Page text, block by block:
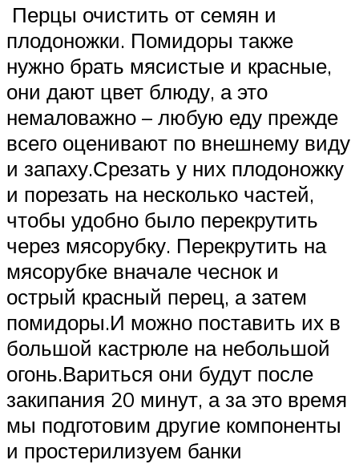
Перцы очистить от семян и
плодоножки. Помидоры также
нужно брать мясистые и красные,
они дают цвет блюду, а это
немаловажно – любую еду прежде
всего оценивают по внешнему виду
и запаху.Срезать у них плодоножку
и порезать на несколько частей,
чтобы удобно было перекрутить
через мясорубку. Перекрутить на
мясорубке вначале чеснок и
острый красный перец, а затем
помидоры.И можно поставить их в
большой кастрюле на небольшой
огонь.Вариться они будут после
закипания 20 минут, а за это время
мы подготовим другие компоненты
и простерилизуем банки